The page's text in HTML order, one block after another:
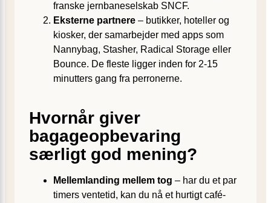
franske jernbaneselskab SNCF.
Eksterne partnere – butikker, hoteller og
kiosker, der samarbejder med apps som
Nannybag, Stasher, Radical Storage eller
Bounce. De fleste ligger inden for 2-15
minutters gang fra perronerne.
Hvornår giver
bagageopbevaring
særligt god mening?
Mellemlanding mellem tog – har du et par
timers ventetid, kan du nå et hurtigt café-